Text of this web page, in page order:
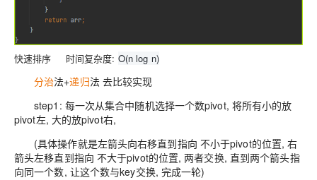
快速排序 时间复杂度: O(n log n)
分治法+递归法 去比较实现
step1: 每一次从集合中随机选择一个数pivot, 将所有小的放
pivot左, 大的放pivot右,
(具体操作就是左箭头向右移直到指向 不小于pivot的位置, 右
箭头左移直到指向 不大于pivot的位置, 两者交换, 直到两个箭头指
向同一个数, 让这个数与key交换, 完成一轮)